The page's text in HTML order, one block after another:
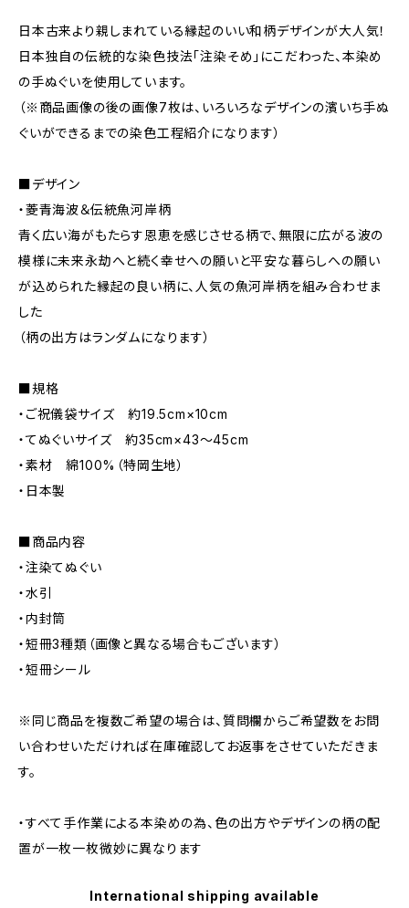
日本古来より親しまれている縁起のいい和柄デザインが大人気！
日本独自の伝統的な染色技法「注染そめ」にこだわった、本染め
の手ぬぐいを使用しています。
（※商品画像の後の画像7枚は、いろいろなデザインの濱いち手ぬ
ぐいができるまでの染色工程紹介になります）
■デザイン
・菱青海波＆伝統魚河岸柄
青く広い海がもたらす恩恵を感じさせる柄で、無限に広がる波の
模様に未来永劫へと続く幸せへの願いと平安な暮らしへの願い
が込められた縁起の良い柄に、人気の魚河岸柄を組み合わせま
した
（柄の出方はランダムになります）
■規格
・ご祝儀袋サイズ 約19.5cm×10cm
・てぬぐいサイズ 約35cm×43～45cm
・素材 綿100%（特岡生地）
・日本製
■商品内容
・注染てぬぐい
・水引
・内封筒
・短冊3種類（画像と異なる場合もございます）
・短冊シール
※同じ商品を複数ご希望の場合は、質問欄からご希望数をお問
い合わせいただければ在庫確認してお返事をさせていただきま
す。
・すべて手作業による本染めの為、色の出方やデザインの柄の配
置が一枚一枚微妙に異なります
International shipping available